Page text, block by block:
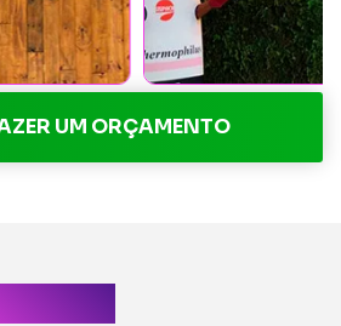
UM ORÇAMENTO